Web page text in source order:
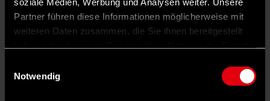
Partner führen diese Informationen möglicherweise mit
weiteren Daten zusammen, die Sie ihnen bereitgestellt
Notwendig